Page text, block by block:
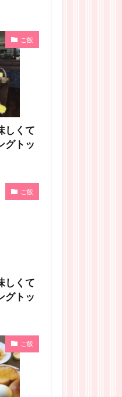
ご飯
しくて
グトッ
ご飯
しくて
グトッ
ご飯